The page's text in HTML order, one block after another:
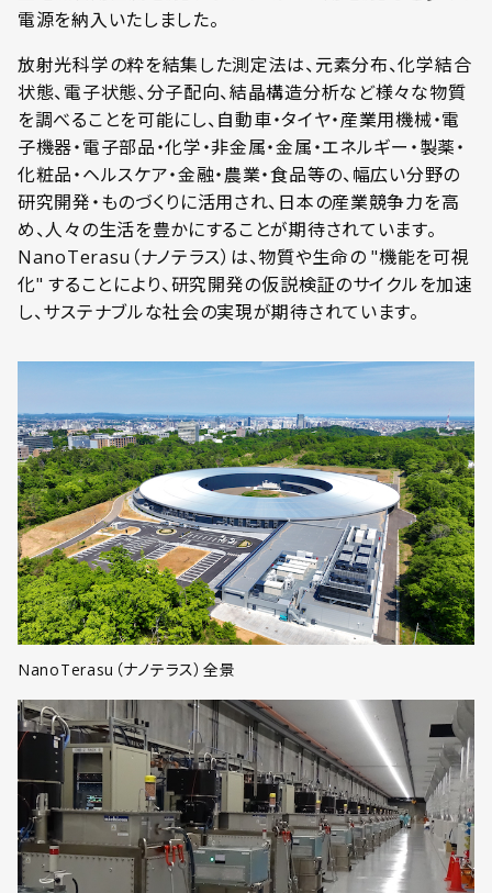
電源を納入いたしました。
放射光科学の粋を結集した測定法は、元素分布、化学結合
状態、電子状態、分子配向、結晶構造分析など様々な物質
を調べることを可能にし、自動車・タイヤ・産業用機械・電
子機器・電子部品・化学・非金属・金属・エネルギー・製薬・
化粧品・ヘルスケア・金融・農業・食品等の、幅広い分野の
研究開発・ものづくりに活用され、日本の産業競争力を高
め、人々の生活を豊かにすることが期待されています。
NanoTerasu（ナノテラス）は、物質や生命の "機能を可視
化" することにより、研究開発の仮説検証のサイクルを加速
し、サステナブルな社会の実現が期待されています。
NanoTerasu（ナノテラス）全景